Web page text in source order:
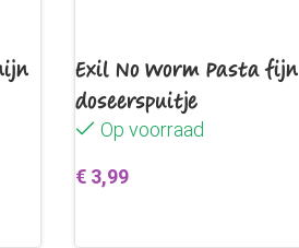
Exil No Worm Pasta fijn
doseerspuitje
Op voorraad
€ 3,99